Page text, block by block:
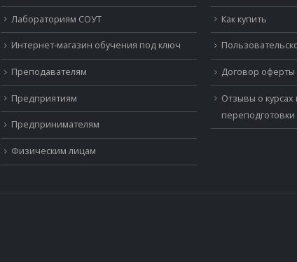
Лабораториям СОУТ
Интернет-магазин обучения под ключ
Преподавателям
Предприятиям
Предпринимателям
Физическим лицам
Как купить
Договор оферты
Отзывы о
переподготовки